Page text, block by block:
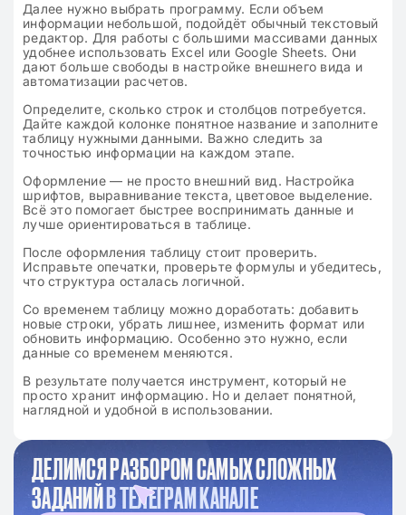
Далее нужно выбрать программу. Если объем
информации небольшой, подойдёт обычный текстовый
редактор. Для работы с большими массивами данных
удобнее использовать Excel или Google Sheets. Они
дают больше свободы в настройке внешнего вида и
автоматизации расчетов.
Определите, сколько строк и столбцов потребуется.
Дайте каждой колонке понятное название и заполните
таблицу нужными данными. Важно следить за
точностью информации на каждом этапе.
Оформление — не просто внешний вид. Настройка
шрифтов, выравнивание текста, цветовое выделение.
Всё это помогает быстрее воспринимать данные и
лучше ориентироваться в таблице.
После оформления таблицу стоит проверить.
Исправьте опечатки, проверьте формулы и убедитесь,
что структура осталась логичной.
Со временем таблицу можно доработать: добавить
новые строки, убрать лишнее, изменить формат или
обновить информацию. Особенно это нужно, если
данные со временем меняются.
В результате получается инструмент, который не
просто хранит информацию. Но и делает понятной,
наглядной и удобной в использовании.
ДЕЛИМСЯ РАЗБОРОМ САМЫХ СЛОЖНЫХ
ЗАДАНИЙВ ТЕЛЕГРАМ КАНАЛЕ